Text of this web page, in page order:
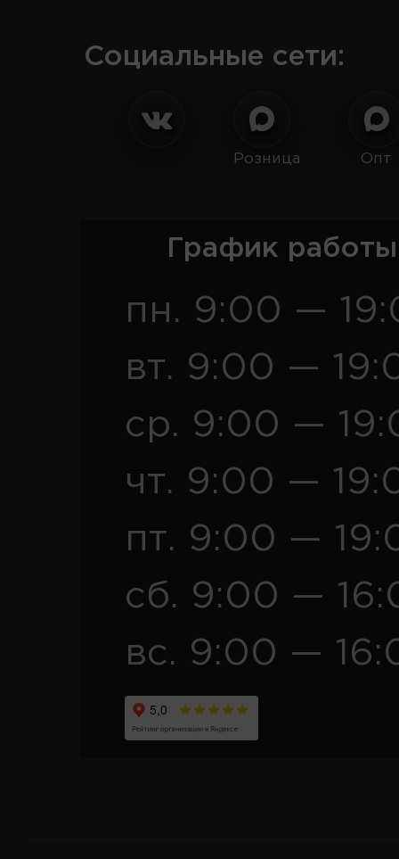
Социальные сети:
Розница Опт
График
пн. 9:00 —
вт. 9:00 —
ср. 9:00 —
чт. 9:00 —
пт. 9:00 —
сб. 9:00 —
вс. 9:00 —